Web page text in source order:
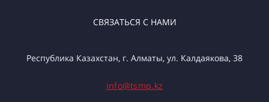
СВЯЗАТЬСЯ С НАМИ
Республика Казахстан, г. Алматы, ул. Калдаякова, 38
info@tsmp.kz